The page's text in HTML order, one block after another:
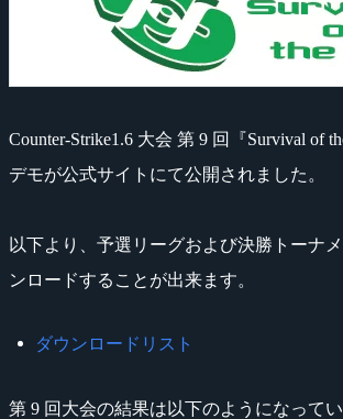
Counter-Strike1.6 大会 第 9 回『Survival of
デモが公式サイトにて公開されました。
以下より、予選リーグおよび決勝トーナ
ンロードすることが出来ます。
ダウンロードリスト
第 9 回大会の結果は以下のようになってい